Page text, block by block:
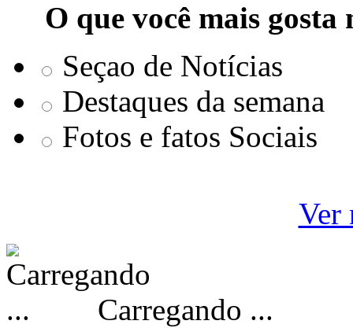
O que você mais
Seçao de Notícias
Destaques da semana
Fotos e fatos Sociais
Ver
Carregando ...